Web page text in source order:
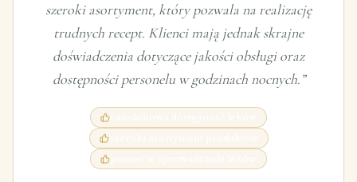
szeroki asortyment, który pozwala na realizację
trudnych recept. Klienci mają jednak skrajne
doświadczenia dotyczące jakości obsługi oraz
dostępności personelu w godzinach nocnych.”
szeroki asortyment produktów